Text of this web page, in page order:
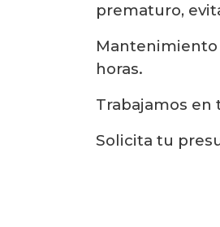
prematuro,
horas.
Trabajamos en
Solicita tu